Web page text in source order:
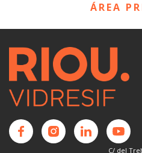
ÁREA
C/ del